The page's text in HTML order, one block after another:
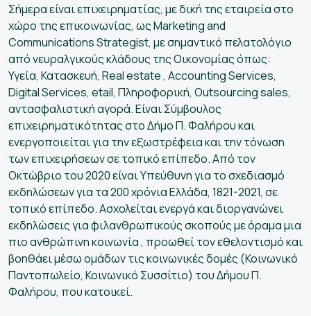
Σήμερα είναι επιχειρηματίας, με δική της εταιρεία στο
χώρο της επικοινωνίας, ως Marketing and
Communications Strategist, με σημαντικό πελατολόγιο
από νευραλγικούς κλάδους της Οικονομίας όπως:
Υγεία, Κατασκευή, Real estate , Accounting Services,
Digital Services, etail, Πληροφορική, Outsourcing sales,
αντασφαλιστική αγορά. Είναι Σύμβουλος
επιχειρηματικότητας στο Δήμο Π. Φαλήρου και
ενεργοποιείται για την εξωστρέφεια και την τόνωση
των επιχειρήσεων σε τοπικό επίπεδο. Από τον
Οκτώβριο του 2020 είναι Υπεύθυνη για το σχεδιασμό
εκδηλώσεων για τα 200 χρόνια Ελλάδα, 1821-2021, σε
τοπικό επίπεδο. Ασχολείται ενεργά και διοργανώνει
εκδηλώσεις για φιλανθρωπικούς σκοπούς με όραμα μια
πιο ανθρώπινη κοινωνία , προωθεί τον εθελοντισμό και
βοηθάει μέσω ομάδων τις κοινωνικές δομές (Κοινωνικό
Παντοπωλείο, Κοινωνικό Συσσίτιο) του Δήμου Π.
Φαλήρου, που κατοικεί.